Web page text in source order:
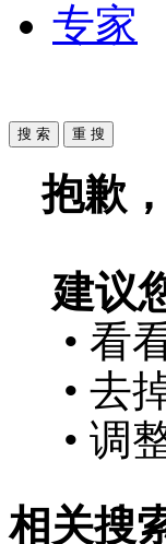
专家
抱歉
建议
• 看
• 去
• 调
相关搜